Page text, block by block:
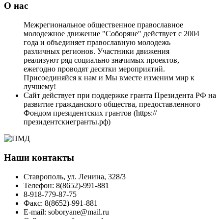
О нас
Межрегиональное общественное православное
молодежное движение "Соборяне" действует с 2004
года и объединяет православную молодежь
различных регионов. Участники движения
реализуют ряд социально значимых проектов,
ежегодно проводят десятки мероприятий.
Присоединяйся к нам и Мы вместе изменим мир к
лучшему!
Сайт действует при поддержке гранта Президента РФ на
развитие гражданского общества, предоставленного
Фондом президентских грантов (https://
президентскиегранты.рф)
Наши контакты
Ставрополь, ул. Ленина, 328/3
Телефон: 8(8652)-991-881
8-918-779-87-75
Факс: 8(8652)-991-881
E-mail: soboryane@mail.ru